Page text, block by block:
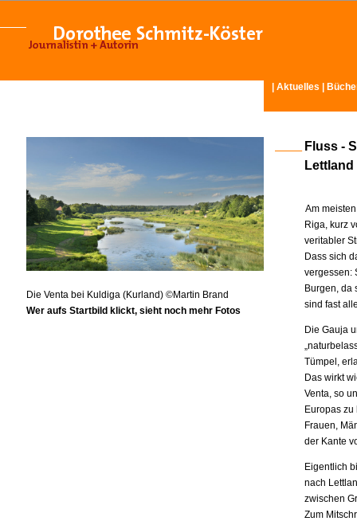
Aktuelles
Die Venta bei Kuldiga (Kurland) ©Martin Brand
Wer aufs Startbild klickt, sieht noch mehr Fotos
Fluss -
Am
Riga, kurz
veritabler
Dass sich
vergessen:
Burgen, da
sind fast
Die Gauja
Tümpel,
Das wirkt
Venta, so
Europas
Frauen,
der Kante
Eigentlich
nach
zwischen
Zum